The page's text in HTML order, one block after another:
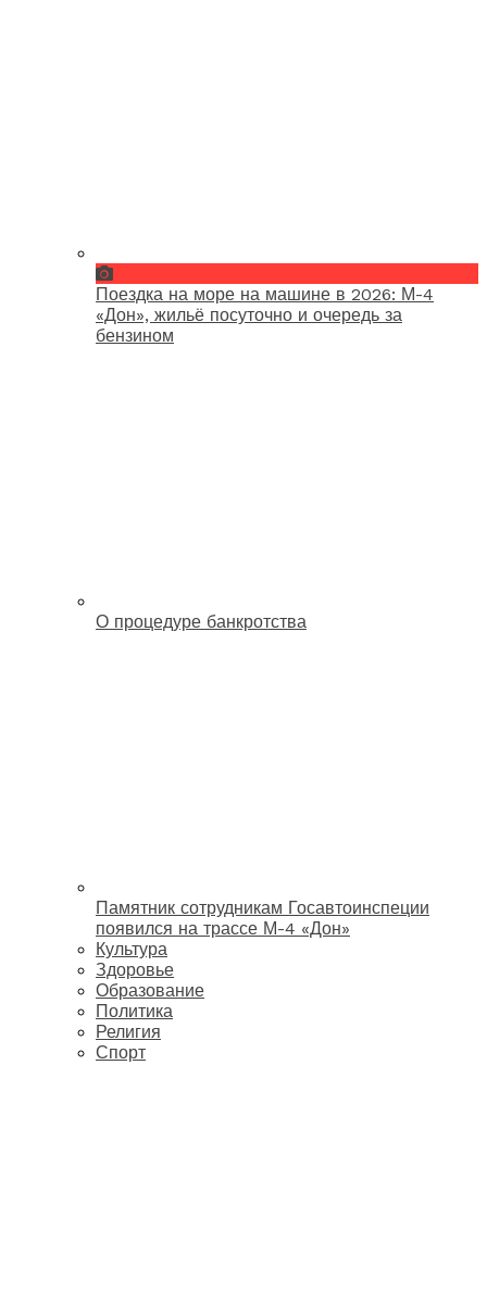
Поездка на море на машине в 2026: М-4
«Дон», жильё посуточно и очередь за
бензином
О процедуре банкротства
Памятник сотрудникам Госавтоинспеции
появился на трассе М-4 «Дон»
Культура
Здоровье
Образование
Политика
Религия
Спорт